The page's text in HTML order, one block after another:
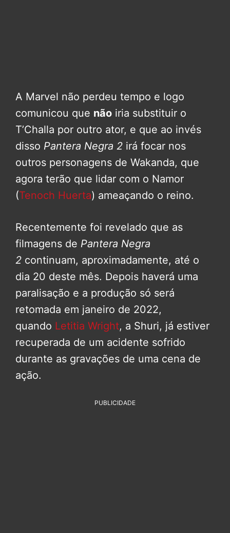
A Marvel não perdeu tempo e logo
comunicou que não iria substituir o
T’Challa por outro ator, e que ao invés
disso Pantera Negra 2 irá focar nos
outros personagens de Wakanda, que
agora terão que lidar com o Namor
(Tenoch Huerta) ameaçando o reino.
Recentemente foi revelado que as
filmagens de Pantera Negra
2 continuam, aproximadamente, até o
dia 20 deste mês. Depois haverá uma
paralisação e a produção só será
retomada em janeiro de 2022,
quando Letitia Wright, a Shuri, já estiver
recuperada de um acidente sofrido
durante as gravações de uma cena de
ação.
PUBLICIDADE